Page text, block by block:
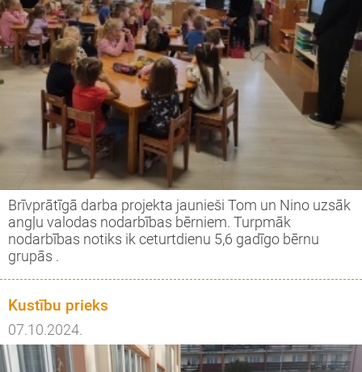
Brīvprātīgā darba projekta jaunieši Tom un Nino uzsāk
angļu valodas nodarbības bērniem. Turpmāk
nodarbības notiks ik ceturtdienu 5,6 gadīgo bērnu
grupās .
Kustību prieks
07.10.2024.